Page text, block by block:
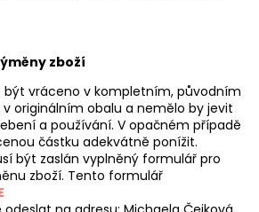
zboží
být vráceno v kompletním, původním
originálním obalu a nemělo by jevit
a používání. V opačném případě
částku adekvátně ponížit.
být zaslán vyplněný formulář pro
zboží. Tento formulář
HLEDAT